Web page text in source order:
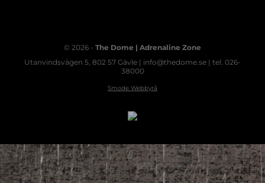
© 2026 - The Dome | Adrenaline Zone
Utanvindsvägen 5, 802 57 Gävle | info@thedome.se | tel. 026-
38000
Smode Webbyrå